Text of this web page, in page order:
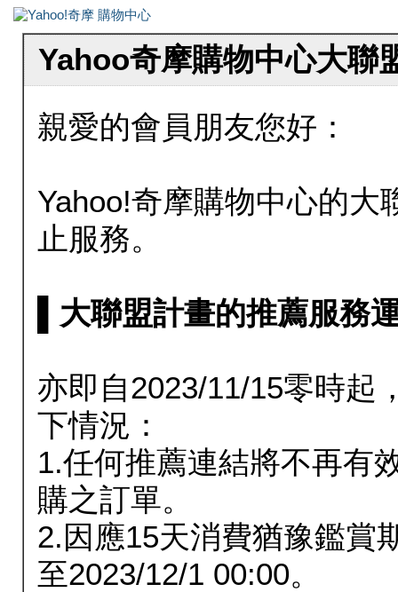
Yahoo奇摩購物中心大聯
親愛的會員朋友您好：
Yahoo!奇摩購物中心的大
止服務。
▌大聯盟計畫的推薦服務
亦即自2023/11/15零時起
下情況：
1.任何推薦連結將不再有
購之訂單。
2.因應15天消費猶豫鑑賞
至2023/12/1 00:00。